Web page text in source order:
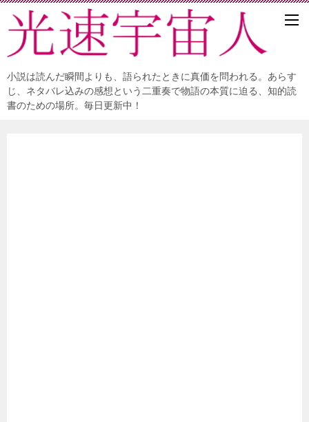
小説は読んだ瞬間よりも、語られたときに真価を問われる。あらす
じ、ネタバレ込みの感想という二重奏で物語の本質に迫る、知的読
書のための場所。毎日更新中！